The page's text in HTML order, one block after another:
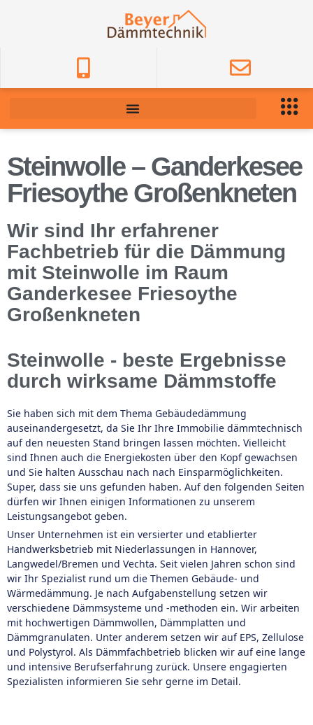
Steinwolle – Ganderkesee
Friesoythe Großenkneten
Wir sind Ihr erfahrener
Fachbetrieb für die Dämmung
mit Steinwolle im Raum
Ganderkesee Friesoythe
Großenkneten
Steinwolle - beste Ergebnisse
durch wirksame Dämmstoffe
Sie haben sich mit dem Thema Gebäudedämmung
auseinandergesetzt, da Sie Ihr Ihre Immobilie dämmtechnisch
auf den neuesten Stand bringen lassen möchten. Vielleicht
sind Ihnen auch die Energiekosten über den Kopf gewachsen
und Sie halten Ausschau nach nach Einsparmöglichkeiten.
Super, dass sie uns gefunden haben. Auf den folgenden Seiten
dürfen wir Ihnen einigen Informationen zu unserem
Leistungsangebot geben.
Unser Unternehmen ist ein versierter und etablierter
Handwerksbetrieb mit Niederlassungen in Hannover,
Langwedel/Bremen und Vechta. Seit vielen Jahren schon sind
wir Ihr Spezialist rund um die Themen Gebäude- und
Wärmedämmung. Je nach Aufgabenstellung setzen wir
verschiedene Dämmsysteme und -methoden ein. Wir arbeiten
mit hochwertigen Dämmwollen, Dämmplatten und
Dämmgranulaten. Unter anderem setzen wir auf EPS, Zellulose
und Polystyrol. Als Dämmfachbetrieb blicken wir auf eine lange
und intensive Berufserfahrung zurück. Unsere engagierten
Spezialisten informieren Sie sehr gerne im Detail.